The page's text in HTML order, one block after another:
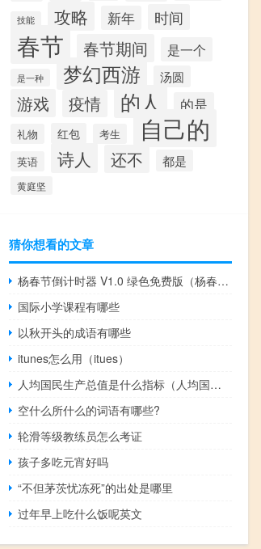
技能 攻略 新年 时间
春节 春节期间 是一个
是一种 梦幻西游 汤圆
游戏 疫情 的人 的是
礼物 红包 考生 自己的
英语 诗人 还不 都是
黄庭坚
猜你想看的文章
杨春节倒计时器 V1.0 绿色免费版（杨春节倒计时器 V1.0 绿色免费版功能简介）
国际小学课程有哪些
以秋开头的成语有哪些
itunes怎么用（itues）
人均国民生产总值是什么指标（人均国民生产总值）
空什么所什么的词语有哪些?
轮滑等级教练员怎么考证
孩子多吃元宵好吗
“不但茅茨忧冻死”的出处是哪里
过年早上吃什么饭呢英文